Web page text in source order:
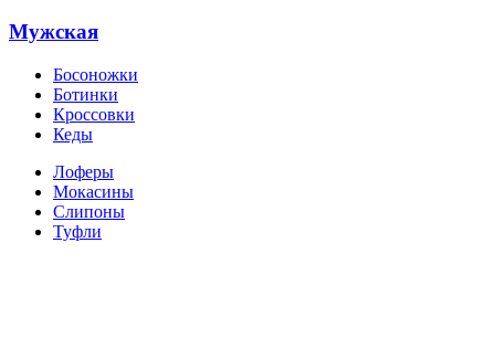
Мужская
Босоножки
Ботинки
Кроссовки
Кеды
Лоферы
Мокасины
Слипоны
Туфли